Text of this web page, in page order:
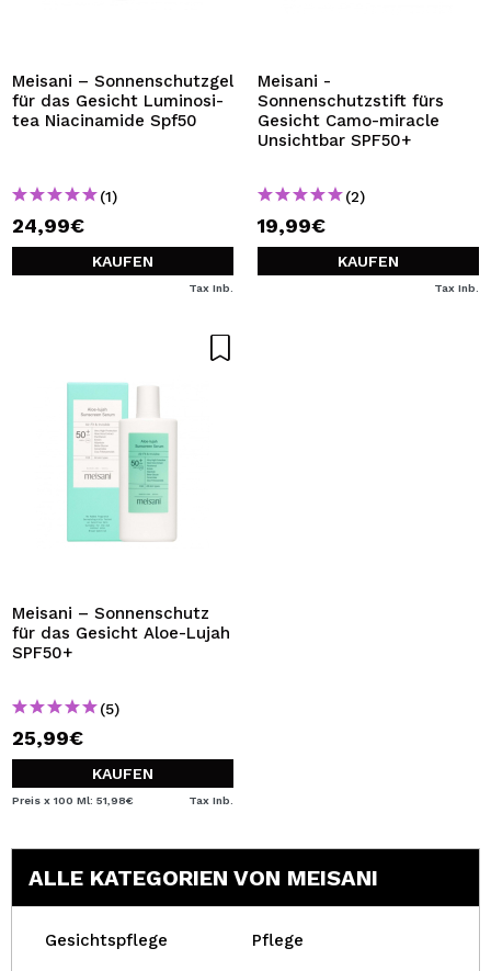
Durch die Erstellung eines Kontos bei Maquillalia.de
können Sie Ihre Einkäufe schnell tätigen, den Status Ihrer
Bestellungen überprüfen und Ihre bisherigen Vorgänge
BENUTZERKONTO ERSTELLEN
Meisani – Sonnenschutzgel
für das Gesicht Luminosi-
tea Niacinamide Spf50
(1)
24,99€
KAUFEN
Tax Inb.
Meisani -
Sonnenschutzstift fürs
Gesicht Camo-miracle
Unsichtbar SPF50+
(2)
19,99€
KAUFEN
Tax Inb.
Meisani – Sonnenschutz
für das Gesicht Aloe-Lujah
SPF50+
(5)
25,99€
KAUFEN
Preis x 100 Ml: 51,98€ Tax Inb.
ALLE KATEGORIEN VON MEISANI
Gesichtspflege Pflege